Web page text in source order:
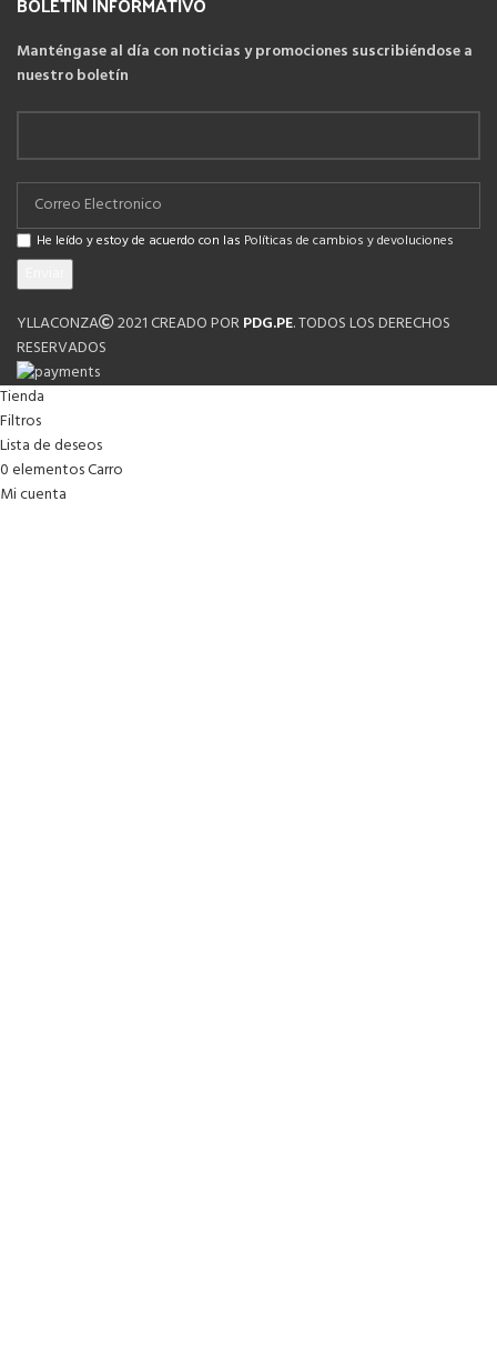
Manténgase al día con noticias y promociones suscribiéndose a
nuestro boletín
He leído y estoy de acuerdo con las Políticas de cambios y devoluciones
YLLACONZA 2021 CREADO PORPDG.PE. TODOS LOS DERECHOS
RESERVADOS
Tienda
Filtros
Lista de deseos
0elementosCarro
Mi cuenta